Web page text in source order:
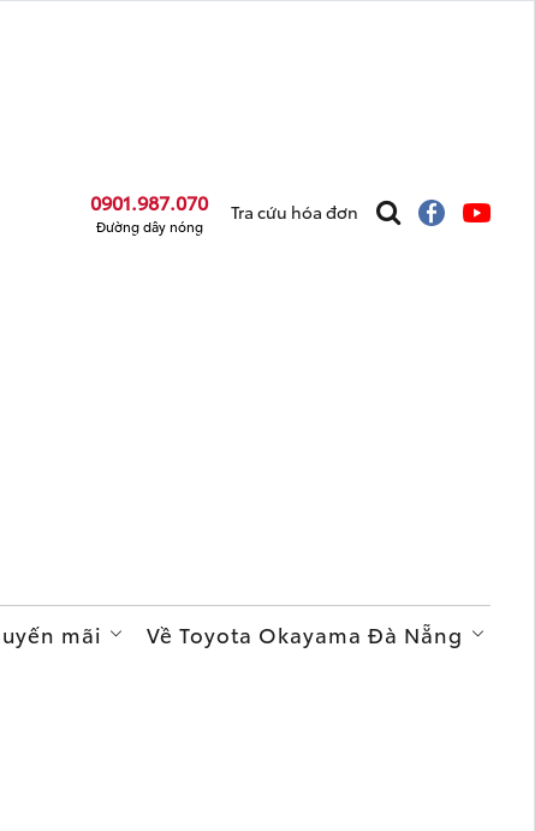
0901.987.070
Đường dây nóng
Tra cứu hóa đơn
mãi Về Toyota Okayama Đà Nẵng